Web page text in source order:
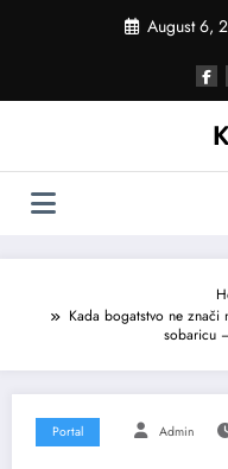
August 6,
Kada bogatstvo ne
sobaricu
Portal Admin